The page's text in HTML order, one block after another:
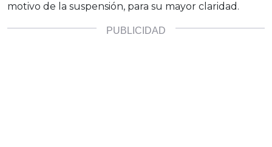
motivo de la suspensión, para su mayor claridad.